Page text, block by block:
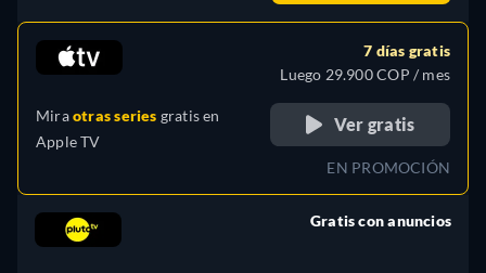
Miraotras series gratis en
Apple TV
7 días gratis
Luego 29.900 COP / mes
Ver gratis
EN PROMOCIÓN
Gratis con anuncios